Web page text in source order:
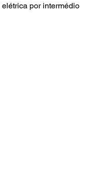
elétrica por intermédio